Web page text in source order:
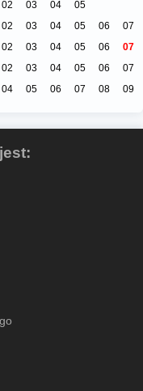
02 03 04
05
02 03 04 05 06
07
02 03 04 05 06
07
02 03 04 05 06
07
04 05 06 07 08 09